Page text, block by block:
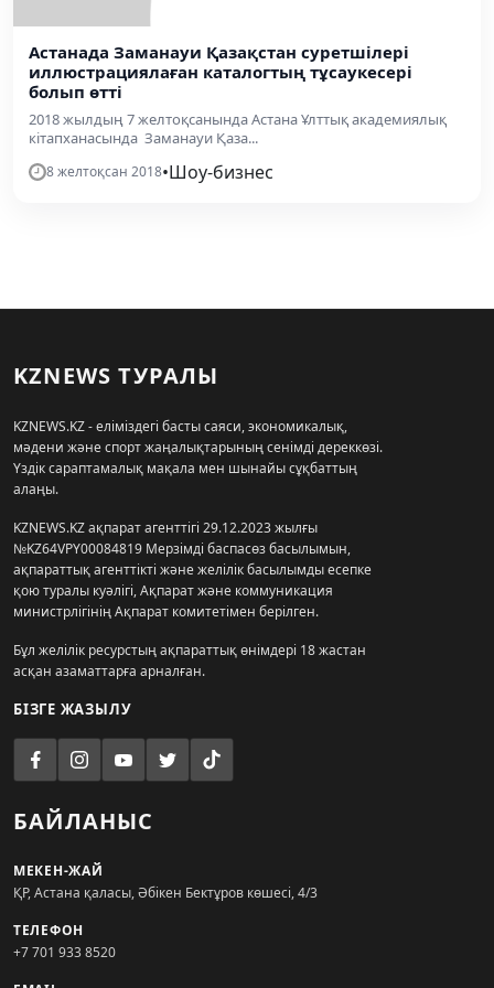
Астанада Заманауи Қазақстан суретшілері
иллюстрациялаған каталогтың тұсаукесері
болып өтті
2018 жылдың 7 желтоқсанында Астана Ұлттық академиялық
кітапханасында Заманауи Қаза...
8 желтоқсан 2018•Шоу-бизнес
KZNEWS ТУРАЛЫ
KZNEWS.KZ - еліміздегі басты саяси, экономикалық,
мәдени және спорт жаңалықтарының сенімді дереккөзі.
Үздік сараптамалық мақала мен шынайы сұқбаттың
алаңы.
KZNEWS.KZ ақпарат агенттігі 29.12.2023 жылғы
№KZ64VPY00084819 Мерзімді баспасөз басылымын,
ақпараттық агенттікті және желілік басылымды есепке
қою туралы куәлігі, Ақпарат және коммуникация
министрлігінің Ақпарат комитетімен берілген.
Бұл желілік ресурстың ақпараттық өнімдері 18 жастан
асқан азаматтарға арналған.
БІЗГЕ ЖАЗЫЛУ
БАЙЛАНЫС
МЕКЕН-ЖАЙ
ҚР, Астана қаласы, Әбікен Бектұров көшесі, 4/3
ТЕЛЕФОН
+7 701 933 8520